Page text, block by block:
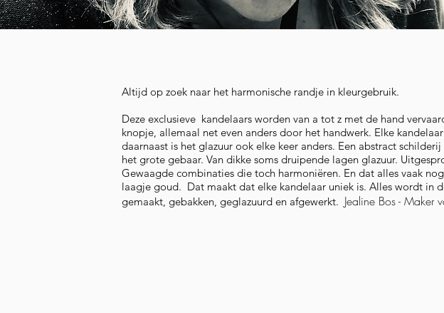
Altijd op zoek naar het harmonische randje in kleurgebruik.
Deze exclusieve kandelaars worden van a tot z met de hand
knopje, allemaal net even anders door het handwerk. Elke
daarnaast is het glazuur ook elke keer anders. Een abstract
het grote gebaar. Van dikke soms druipende lagen glazuur.
Gewaagde combinaties die toch harmoniëren. En dat alles vaak
laagje goud. Dat maakt dat elke kandelaar uniek is. Alles wordt in
gemaakt, gebakken, geglazuurd en afgewerkt. Jealine Bos - Maker